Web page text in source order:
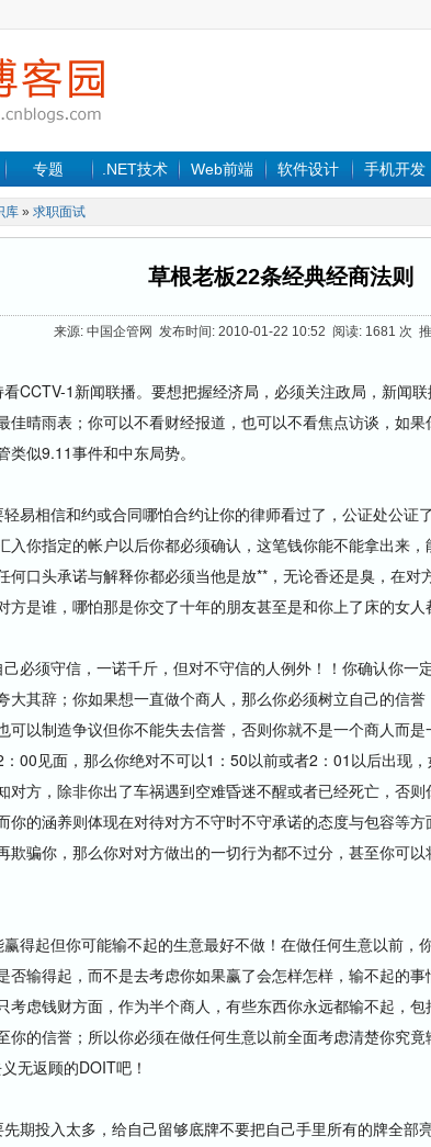
专题 .NET技术 Web前端 软件设计 手机开发
库 » 求职面试
草根老板22条经典经商法则
来源: 中国企管网 发布时间: 2010-01-22 10:52 阅读: 1681 次
1新闻联播。要想把握经济局，必须关注政局，新闻联
佳晴雨表；你可以不看财经报道，也可以不看焦点访谈，如
类似9.11事件和中东局势。
相信和约或合同哪怕合约让你的律师看过了，公证处公证
入你指定的帐户以后你都必须确认，这笔钱你能不能拿出来
何口头承诺与解释你都必须当他是放**，无论香还是臭，在对
方是谁，哪怕那是你交了十年的朋友甚至是和你上了床的女人
须守信，一诺千斤，但对不守信的人例外！！你确认你一
大其辞；你如果想一直做个商人，那么你必须树立自己的信
可以制造争议但你不能失去信誉，否则你就不是一个商人而
00见面，那么你绝对不可以1：50以前或者2：01以后出现
对方，除非你出了车祸遇到空难昏迷不醒或者已经死亡，否
你的涵养则体现在对待对方不守时不守承诺的态度与包容等
欺骗你，那么你对对方做出的一切行为都不过分，甚至你可
起但你可能输不起的生意最好不做！在做任何生意以前，
否输得起，而不是去考虑你如果赢了会怎样怎样，输不起的
考虑钱财方面，作为半个商人，有些东西你永远都输不起，
你的信誉；所以你必须在做任何生意以前全面考虑清楚你究
无返顾的DOIT吧！
投入太多，给自己留够底牌不要把自己手里所有的牌全部